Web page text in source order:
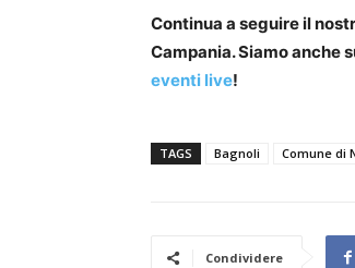
Continua a seguire il
Campania. Siamo anche
eventi live!
TAGS Bagnoli Comune di
Condividere